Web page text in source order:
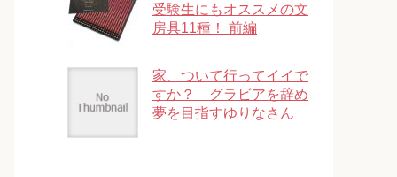
受験生にもオススメの文
房具11種！ 前編
家、ついて行ってイイで
すか？ グラビアを辞め
夢を目指すゆりなさん